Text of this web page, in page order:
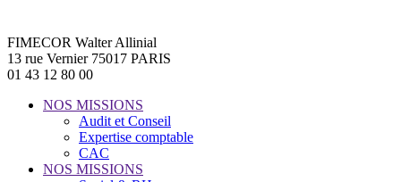
FIMECOR Walter Allinial
13 rue Vernier 75017 PARIS
01 43 12 80 00
NOS MISSIONS
Audit et Conseil
Expertise comptable
CAC
NOS MISSIONS